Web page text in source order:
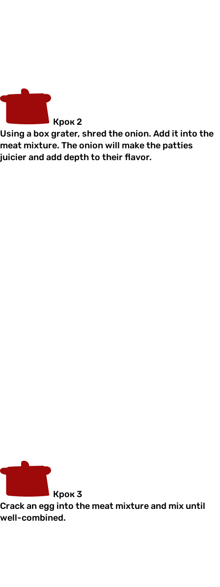
Крок 2
Using a box grater, shred the onion. Add it into the
meat mixture. The onion will make the patties
juicier and add depth to their flavor.
Крок 3
Crack an egg into the meat mixture and mix until
well-combined.